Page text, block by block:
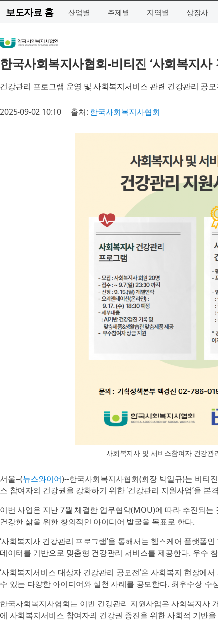
보도자료 홈 산업별 주제별 지역별 상장사
한국사회복지사협회-비티진 ‘사회복지
건강관리 프로그램 운영 및 사회복지서비스 관련 건강관리 공
2025-09-02 10:10 출처: 한국사회복지사협회
사회복지사 및 서비스참여자 건강관
서울--(뉴스와이어)--한국사회복지사협회(회장 박일규)는 비티
스 참여자의 건강권을 강화하기 위한 ‘건강관리 지원사업’을 본
이번 사업은 지난 7월 체결한 업무협약(MOU)에 따라 추진되
건강한 삶을 위한 창의적인 아이디어 발굴을 목표로 한다.
‘사회복지사 건강관리 프로그램’을 통해서는 헬스케어 플랫폼
데이터를 기반으로 맞춤형 건강관리 서비스를 제공한다. 우수
‘사회복지서비스 대상자 건강관리 공모전’은 사회복지 현장에
수 있는 다양한 아이디어와 실천 사례를 공모한다. 최우수상 수
한국사회복지사협회는 이번 건강관리 지원사업은 사회복지사
에 사회복지서비스 참여자의 건강권 증진을 위한 사회적 기반